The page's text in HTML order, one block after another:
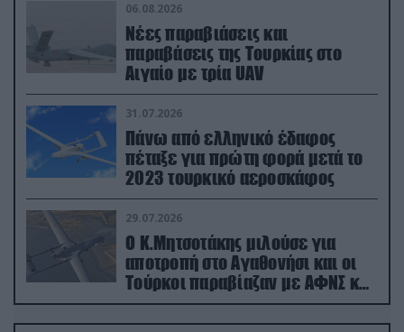
06.08.2026
Νέες παραβιάσεις και
παραβάσεις της Τουρκίας στο
Αιγαίο με τρία UAV
31.07.2026
Πάνω από ελληνικό έδαφος
πέταξε για πρώτη φορά μετά το
2023 τουρκικό αεροσκάφος
29.07.2026
Ο Κ.Μητσοτάκης μιλούσε για
αποτροπή στο Αγαθονήσι και οι
Τούρκοι παραβίαζαν με ΑΦΝΣ και
drone